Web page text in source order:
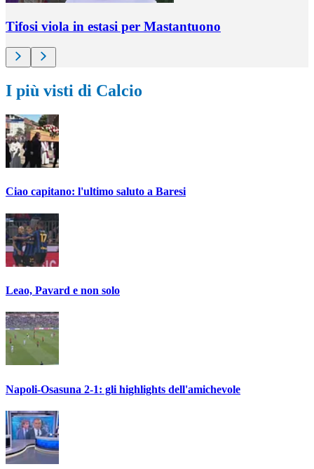
Tifosi viola in estasi per Mastantuono
I più visti di Calcio
Ciao capitano: l'ultimo saluto a Baresi
Leao, Pavard e non solo
Napoli-Osasuna 2-1: gli highlights dell'amichevole